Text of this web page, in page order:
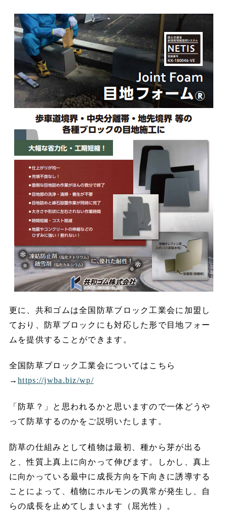
更に、共和ゴムは全国防草ブロック工業会に加盟し
ており、防草ブロックにも対応した形で目地フォー
ムを提供することができます。
全国防草ブロック工業会についてはこちら
→https://jwba.biz/wp/
「防草？」と思われるかと思いますので一体どうや
って防草するのかをご説明いたします。
防草の仕組みとして植物は最初、種から芽が出る
と、性質上真上に向かって伸びます。しかし、真上
に向かっている最中に成長方向を下向きに誘導する
ことによって、植物にホルモンの異常が発生し、自
らの成長を止めてしまいます（屈光性）。